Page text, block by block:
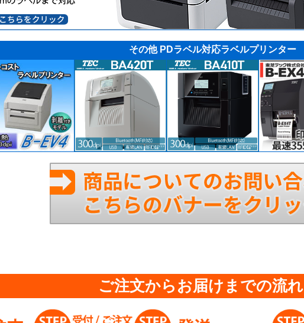
その他 PDラベル対応ラベルプリンター
ご注文からお届けまでの流れ